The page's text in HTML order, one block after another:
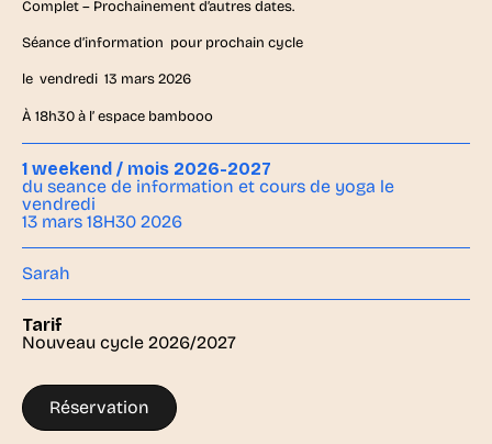
Complet – Prochainement d’autres dates.
Séance d’information pour prochain cycle
le vendredi 13 mars 2026
À 18h30 à l’ espace bambooo
1 weekend / mois 2026-2027
du seance de information et cours de yoga le
vendredi
13 mars 18H30 2026
Sarah
Tarif
Nouveau cycle 2026/2027
Réservation